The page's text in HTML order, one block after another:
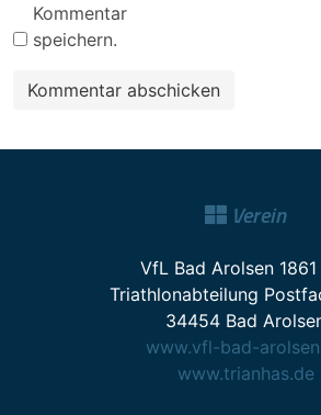
Kommentar
speichern.
Verein
VfL Bad Arolsen 1861
Triathlonabteilung
34454 Bad
www.vfl-bad-
www.trianhas.de